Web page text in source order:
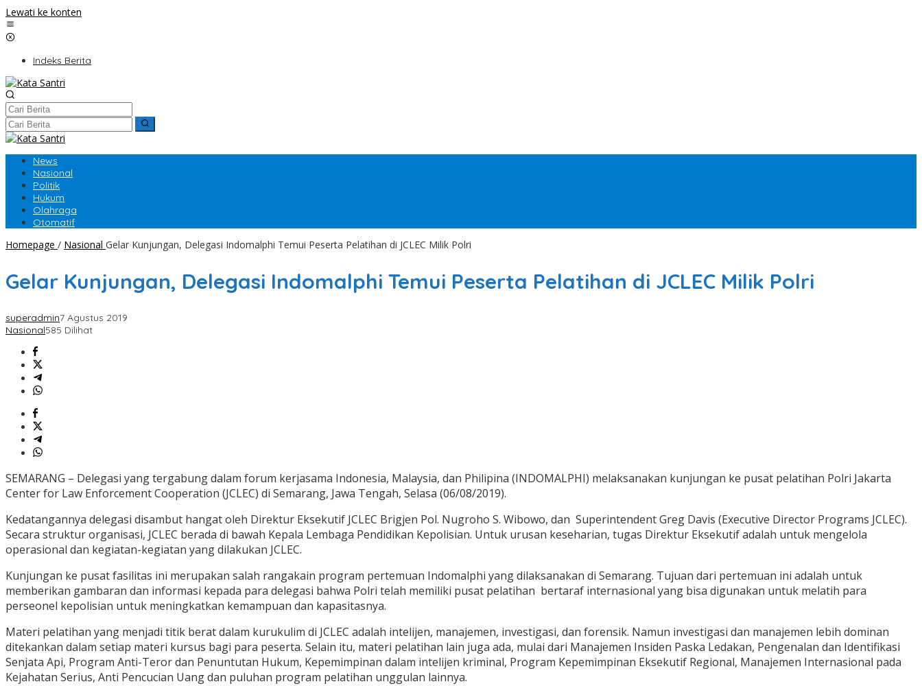
Lewati ke konten
Indeks Berita
News
Nasional
Politik
Hukum
Olahraga
Otomatif
Homepage / Nasional Gelar Kunjungan, Delegasi Indomalphi Temui Peserta Pelatihan di JCLEC Milik Polri
Gelar Kunjungan, Delegasi Indomalphi Temui Peserta Pelatihan di JCLEC Milik Polri
superadmin7 Agustus 2019
Nasional585 Dilihat
SEMARANG – Delegasi yang tergabung dalam forum kerjasama Indonesia, Malaysia, dan Philipina (INDOMALPHI) melaksanakan kunjungan ke pusat pelatihan Polri Jakarta
Center for Law Enforcement Cooperation (JCLEC) di Semarang, Jawa Tengah, Selasa (06/08/2019).
Kedatangannya delegasi disambut hangat oleh Direktur Eksekutif JCLEC Brigjen Pol. Nugroho S. Wibowo, dan Superintendent Greg Davis (Executive Director Programs JCLEC).
Secara struktur organisasi, JCLEC berada di bawah Kepala Lembaga Pendidikan Kepolisian. Untuk urusan keseharian, tugas Direktur Eksekutif adalah untuk mengelola
operasional dan kegiatan-kegiatan yang dilakukan JCLEC.
Kunjungan ke pusat fasilitas ini merupakan salah rangakain program pertemuan Indomalphi yang dilaksanakan di Semarang. Tujuan dari pertemuan ini adalah untuk
memberikan gambaran dan informasi kepada para delegasi bahwa Polri telah memiliki pusat pelatihan bertaraf internasional yang bisa digunakan untuk melatih para
perseonel kepolisian untuk meningkatkan kemampuan dan kapasitasnya.
Materi pelatihan yang menjadi titik berat dalam kurukulim di JCLEC adalah intelijen, manajemen, investigasi, dan forensik. Namun investigasi dan manajemen lebih dominan
ditekankan dalam setiap materi kursus bagi para peserta. Selain itu, materi pelatihan lain juga ada, mulai dari Manajemen Insiden Paska Ledakan, Pengenalan dan Identifikasi
Senjata Api, Program Anti-Teror dan Penuntutan Hukum, Kepemimpinan dalam intelijen kriminal, Program Kepemimpinan Eksekutif Regional, Manajemen Internasional pada
Kejahatan Serius, Anti Pencucian Uang dan puluhan program pelatihan unggulan lainnya.